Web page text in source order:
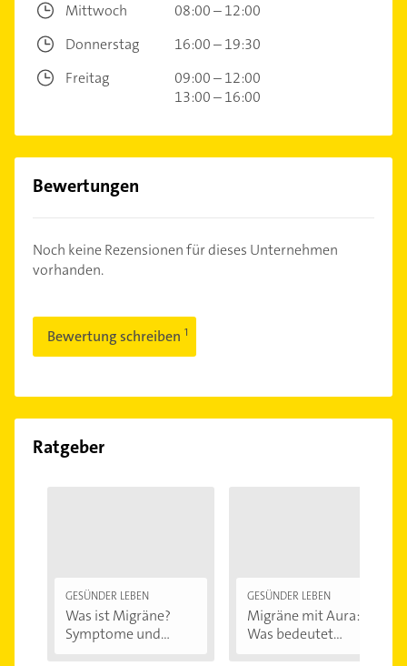
Mittwoch
08:00 – 12:00
Donnerstag
16:00 – 19:30
Freitag
09:00 – 12:00
13:00 – 16:00
Bewertungen
Noch keine Rezensionen für dieses Unternehmen
vorhanden.
Bewertung schreiben
Ratgeber
GESÜNDER LEBEN
Was ist Migräne?
Symptome und...
GESÜNDER LEBEN
Migräne mit Aura:
Was bedeutet...